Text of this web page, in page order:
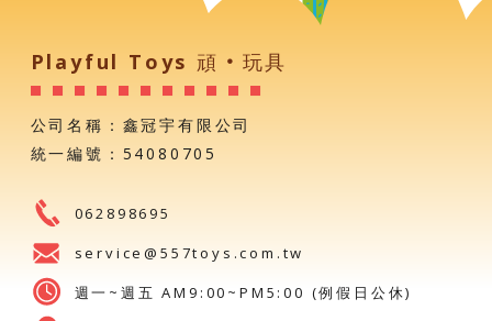
Playful Toys 頑‧玩具
公司名稱：鑫冠宇有限公司
統一編號：54080705
062898695
service@557toys.com.tw
週一~週五 AM9:00~PM5:00 (例假日公休)